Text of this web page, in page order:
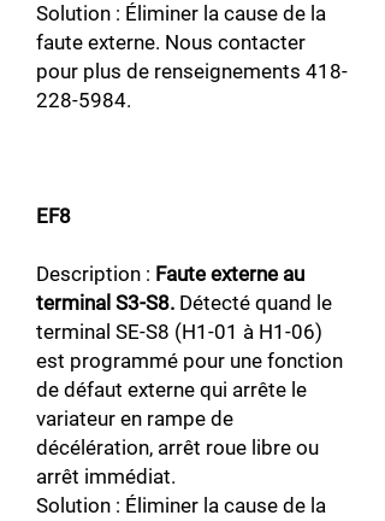
Solution : Éliminer la cause de la
faute externe. Nous contacter
pour plus de renseignements 418-
228-5984.
EF8
Description : Faute externe au
terminal S3-S8. Détecté quand le
terminal SE-S8 (H1-01 à H1-06)
est programmé pour une fonction
de défaut externe qui arrête le
variateur en rampe de
décélération, arrêt roue libre ou
arrêt immédiat.
Solution : Éliminer la cause de la